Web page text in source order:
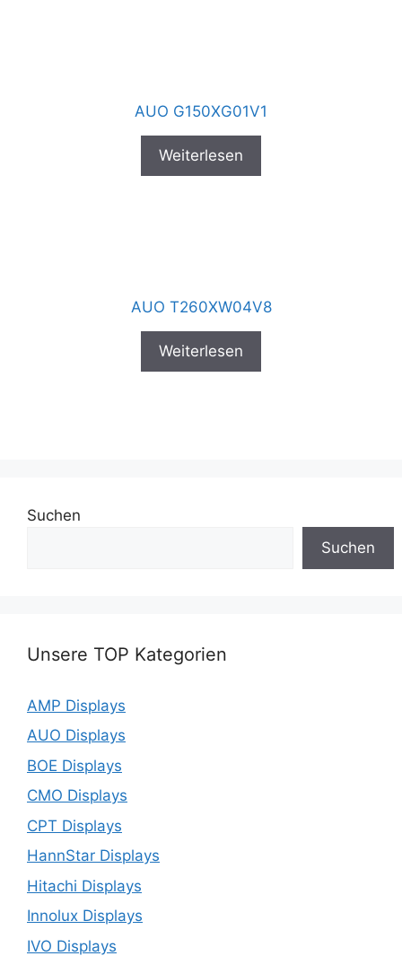
AUO G150XG01V1
Weiterlesen
AUO T260XW04V8
Weiterlesen
Suchen
Suchen
Unsere TOP Kategorien
AMP Displays
AUO Displays
BOE Displays
CMO Displays
CPT Displays
HannStar Displays
Hitachi Displays
Innolux Displays
IVO Displays